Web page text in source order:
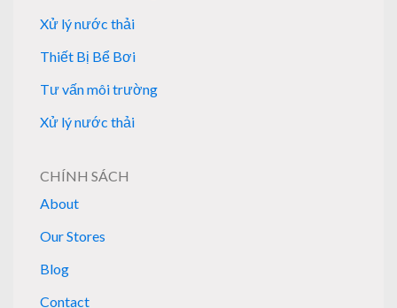
Xử lý nước thải
Thiết Bị Bể Bơi
Tư vấn môi trường
Xử lý nước thải
CHÍNH SÁCH
About
Our Stores
Blog
Contact